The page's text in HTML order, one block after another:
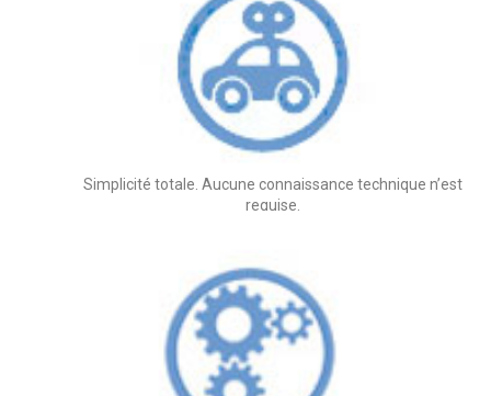
Simplicité totale. Aucune connaissance technique n’est
requise.